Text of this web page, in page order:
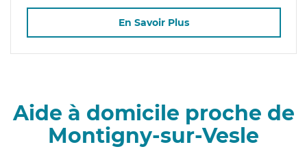
En Savoir Plus
Aide à domicile proche de
Montigny-sur-Vesle